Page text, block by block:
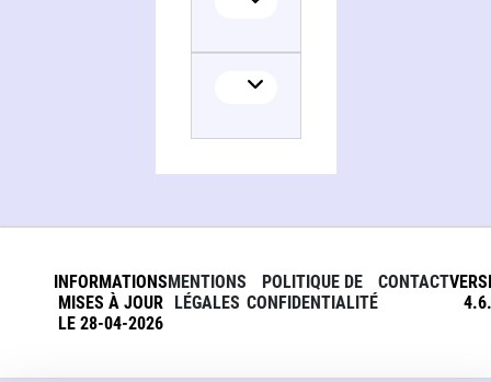
INFORMATIONS
MISES À JOUR
LE 28-04-2026
MENTIONS
LÉGALES
POLITIQUE DE
CONFIDENTIALITÉ
CONTACT